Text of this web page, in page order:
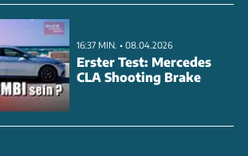
16:37 MIN. • 08.04.2026
Erster Test: Mercedes
CLA Shooting Brake